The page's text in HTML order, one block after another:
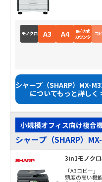
モノクロ A3 A4 保守方式
カウンタ コ
シャープ（SHARP）MX-
についてもっと詳しく
小規模オフィス向け複合
シャープ（SHARP）
3in1モノクロ
「A3コピー
頻度の高い機